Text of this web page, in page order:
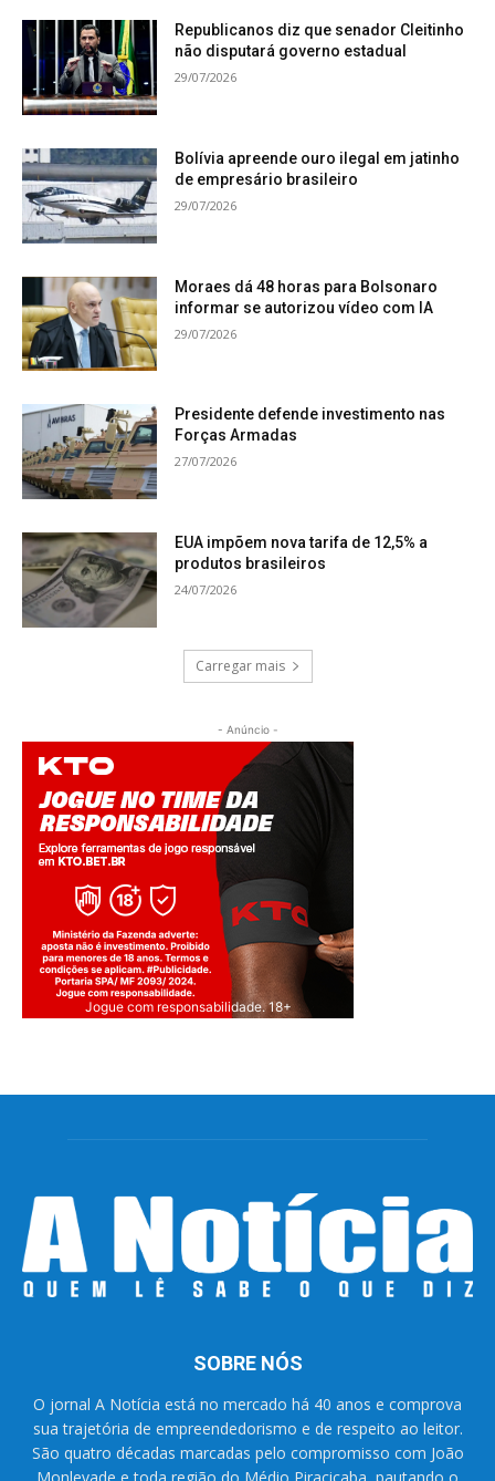
Republicanos diz que senador Cleitinho
não disputará governo estadual
29/07/2026
Bolívia apreende ouro ilegal em jatinho
de empresário brasileiro
29/07/2026
Moraes dá 48 horas para Bolsonaro
informar se autorizou vídeo com IA
29/07/2026
Presidente defende investimento nas
Forças Armadas
27/07/2026
EUA impõem nova tarifa de 12,5% a
produtos brasileiros
24/07/2026
Carregar mais
- Anúncio -
Jogue com responsabilidade. 18+
SOBRE NÓS
O jornal A Notícia está no mercado há 40 anos e comprova
sua trajetória de empreendedorismo e de respeito ao leitor.
São quatro décadas marcadas pelo compromisso com João
Monlevade e toda região do Médio Piracicaba, pautando o